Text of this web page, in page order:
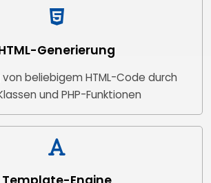
Generierung
beliebigem HTML-Code durch
und PHP-Funktionen